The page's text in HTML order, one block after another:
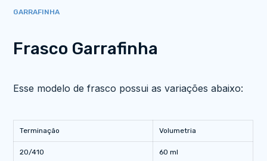
GARRAFINHA
Frasco Garrafinha
Esse modelo de frasco possui as variações abaixo:
Terminação Volumetria
20/410 60 ml